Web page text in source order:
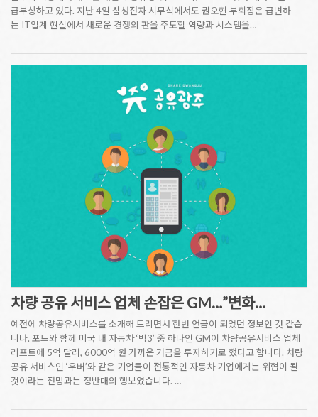
급부상하고 있다. 지난 4일 삼성전자 시무식에서도 권오현 부회장은 급변하
는 IT업계 현실에서 새로운 경쟁의 판을 주도할 역량과 시스템을…
차량 공유 서비스 업체 손잡은 GM…”변화…
예전에 차량공유서비스를 소개해 드리면서 한번 언급이 되었던 정보인 것 같습
니다. 포드와 함께 미국 내 자동차 ‘빅3’ 중 하나인 GM이 차량공유서비스 업체
리프트에 5억 달러, 6000억 원 가까운 거금을 투자하기로 했다고 합니다. 차량
공유 서비스인 ‘우버’와 같은 기업들이 전통적인 자동차 기업에게는 위협이 될
것이라는 전망과는 정반대의 행보였습니다. …